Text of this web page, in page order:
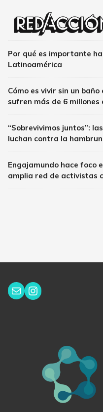
Por qué es importante
Latinoamérica
Cómo es vivir sin un
sufren más de 6 millones
“Sobrevivimos juntos”:
luchan contra la
Engajamundo hace foco
amplia red de activistas
Correo electrónico
Instagram